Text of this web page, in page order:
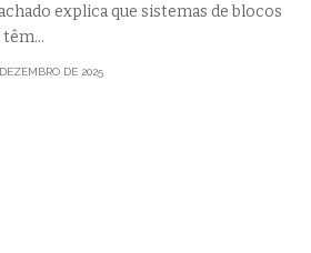
explica que sistemas de blocos
têm…
DE 2025